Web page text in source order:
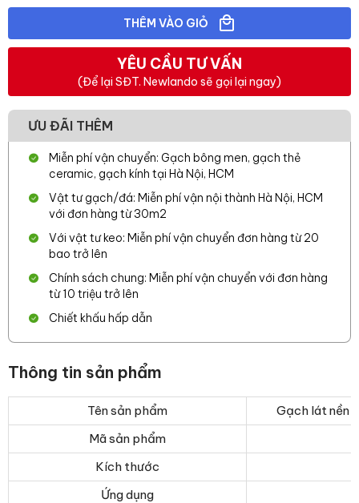
THÊM VÀO GIỎ
YÊU CẦU TƯ VẤN
(Để lại SĐT. Newlando sẽ gọi lại ngay)
ƯU ĐÃI THÊM
Miễn phí vận chuyển: Gạch bông men, gạch thẻ
ceramic, gạch kính tại Hà Nội, HCM
Vật tư gạch/đá: Miễn phí vận nội thành Hà Nội, HCM
với đơn hàng từ 30m2
Với vật tư keo: Miễn phí vận chuyển đơn hàng từ 20
bao trở lên
Chính sách chung: Miễn phí vận chuyển với đơn hàng
từ 10 triệu trở lên
Chiết khấu hấp dẫn
Thông tin sản phẩm
Tên sản phẩm
Gạch lát nền
Mã sản phẩm
Kích thước
Ứng dụng